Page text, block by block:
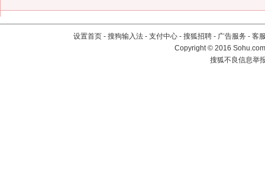
设置首页 - 搜狗输入法 - 支付中心 - 搜狐招聘 - 广告服务 - 客
Copyright©2016
搜狐不良信息举